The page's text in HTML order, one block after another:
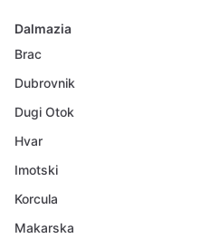
Dalmazia
Brac
Dubrovnik
Dugi Otok
Hvar
Imotski
Korcula
Makarska